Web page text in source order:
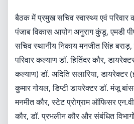
बैठक में प्रमुख सचिव स्वास्थ्य एवं
पंजाब विकास आयोग अनुराग कुंडू, एमडी
सचिव स्थानीय निकाय मनजीत सिंह
परिवार कल्याण डॉ. हितिंदर कौर,
कल्याण) डॉ. अदिति सलारिया,
कुमार गोयल, डिप्टी डायरेक्टर डॉ. मंजू
मनमीत कौर, स्टेट प्रोग्राम ऑफिसर
कौर, डॉ. प्रभलीन कौर और संबंधित